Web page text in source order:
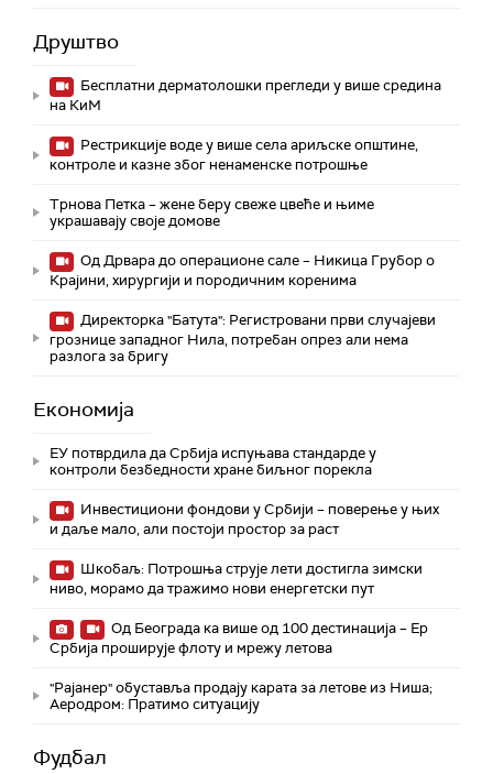
Друштво
Бесплатни дерматолошки прегледи у више средина
на КиМ
Рестрикције воде у више села ариљске општине,
контроле и казне због ненаменске потрошње
Трнова Петка – жене беру свеже цвеће и њиме
украшавају своје домове
Од Дрвара до операционе сале – Никица Грубор о
Крајини, хирургији и породичним коренима
Директорка "Батута": Регистровани први случајеви
грознице западног Нила, потребан опрез али нема
разлога за бригу
Економија
ЕУ потврдила да Србија испуњава стандарде у
контроли безбедности хране биљног порекла
Инвестициони фондови у Србији – поверење у њих
и даље мало, али постоји простор за раст
Шкобаљ: Потрошња струје лети достигла зимски
ниво, морамо да тражимо нови енергетски пут
Од Београда ка више од 100 дестинација – Ер
Србија проширује флоту и мрежу летова
"Рајанер" обуставља продају карата за летове из Ниша;
Аеродром: Пратимо ситуацију
Фудбал